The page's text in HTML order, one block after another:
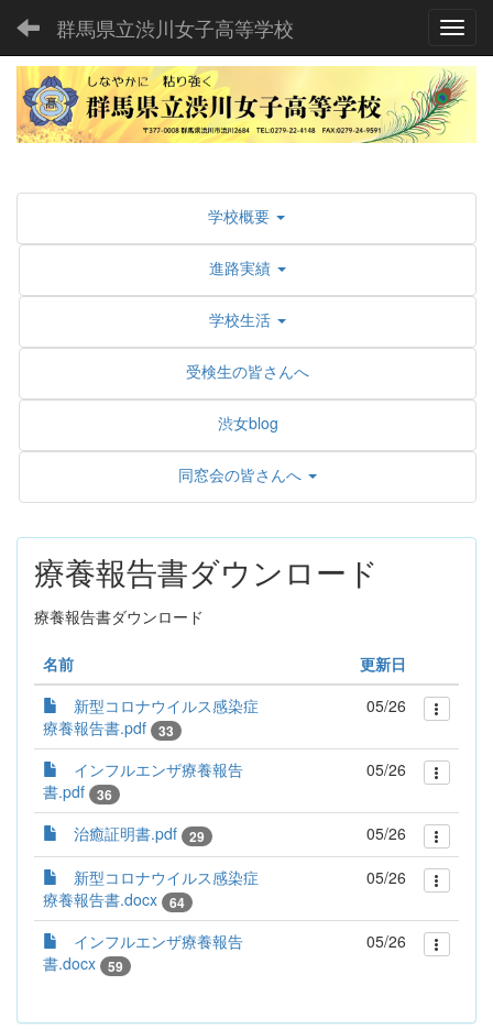
群馬県立渋川女子高等学校
学校概要
進路実績
学校生活
受検生の皆さんへ
渋女blog
同窓会の皆さんへ
療養報告書ダウンロード
療養報告書ダウンロード
名前
更新日
新型コロナウイルス感染症
療養報告書.pdf
33
05/26
インフルエンザ療養報告
書.pdf
36
05/26
治癒証明書.pdf 29
05/26
新型コロナウイルス感染症
療養報告書.docx
64
05/26
インフルエンザ療養報告
書.docx
59
05/26